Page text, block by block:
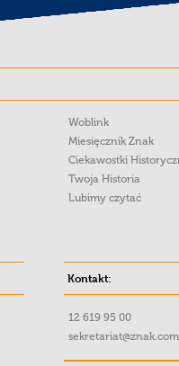
Woblink
Miesięcznik Znak
Ciekawostki
Twoja Historia
Lubimy czytać
Kontakt:
12 619 95 00